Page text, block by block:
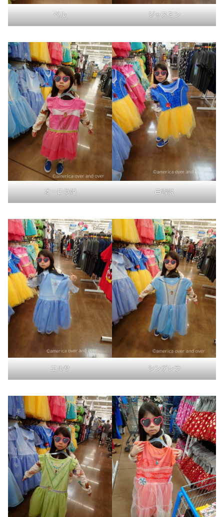
ベル ジャスミン
オーロラ姫 白雪姫
エルサ シンデレラ